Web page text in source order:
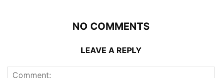
NO COMMENTS
LEAVE A REPLY